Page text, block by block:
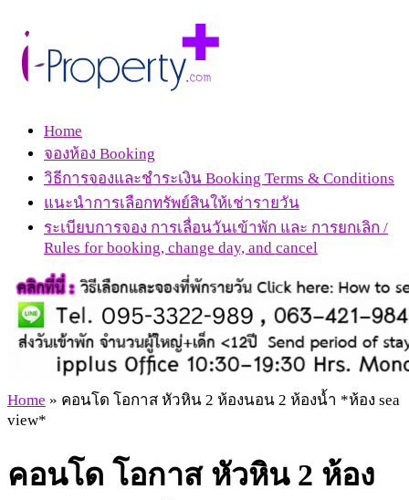
Home
จองห้อง Booking
วิธีการจองและชำระเงิน Booking Terms & Conditions
แนะนำการเลือกทรัพย์สินให้เช่ารายวัน
ระเบียบการจอง การเลื่อนวันเข้าพัก และ การยกเลิก /
Rules for booking, change day, and cancel
Home » คอนโด โอกาส หัวหิน 2 ห้องนอน 2 ห้องน้ำ *ห้อง sea
view*
คอนโด โอกาส หัวหิน 2 ห้อง